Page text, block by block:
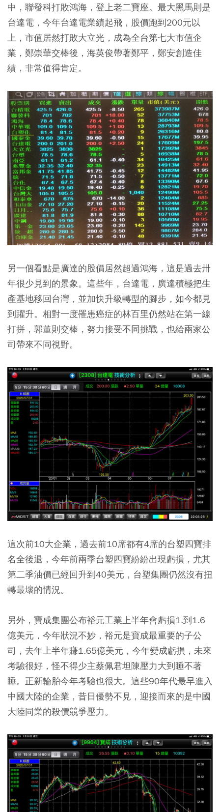
中，聯發科打敗鴻海，登上老二寶座。最大黑馬則是
台達電，今年台達電業績起飛，股價跑到200元以
上，市值居然打敗大立光，成為全台第七大市值企
業，鄭崇華交棒後，海英俊帶著鄭平，鄭安創造佳
績，非常值得肯定。
另一個看點是廣達的股價居然超過鴻海，這是過去卅
年很少見到的景象。這些年，台達電，廣達積極把生
產基地移回台灣，並加快升級轉型的腳步，如今都見
到躍升。相對一度罹患癌症的林百里仍然站在第一線
打拼，郭董則交棒，努力接受不同挑戰，也給兩家公
司帶來不同視野。
這次前10大企業，過去前10席都有4席的台塑四寶排
名全後退，今年前兩季台塑四寶紛紛出現虧損，尤其
第二季油價已經回升到40美元，台塑集團仍然沒有扭
轉最壞的情況。
另外，寶成集團公布裕元工業上半年會虧損1.到1.6
億美元，今年狀況不妙，裕元是寶成最重要的子公
司，去年上半年賺1.65億美元，今年變成虧損，未來
考驗很好，怪不得少主蔡佩君坦陳壓力大到睡不著
睡。正新輪胎今年考驗也很大。這些90年代最早進入
中國大陸的企業，昔日優勢不見，迎接而來的是中國
大陸同業的殺價競爭壓力。